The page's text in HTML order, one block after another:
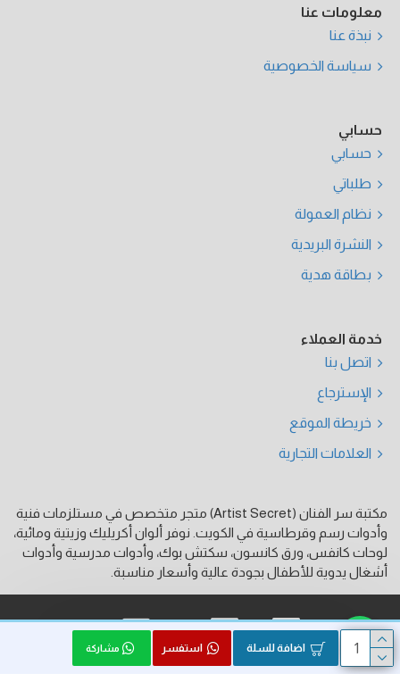
اضافة للسلة استفسر مشاركة
معلومات عنا
نبذة عنا
سياسة الخصوصية
حسابي
حسابي
طلباتي
نظام العمولة
النشرة البريدية
بطاقة هدية
خدمة العملاء
اتصل بنا
الإسترجاع
خريطة الموقع
العلامات التجارية
مكتبة سر الفنان (Artist Secret) متجر متخصص في مستلزمات فنية
وأدوات رسم وقرطاسية في الكويت. نوفر ألوان أكريليك وزيتية ومائية،
لوحات كانفس، ورق كانسون، سكتش بوك، وأدوات مدرسية وأدوات
أشغال يدوية للأطفال بجودة عالية وأسعار مناسبة.
الحقوق محفوظة © 2026, Artist Secret, بواسطة HK